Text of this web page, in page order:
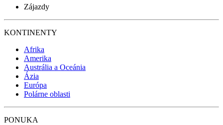
Zájazdy
KONTINENTY
Afrika
Amerika
Austrália a Oceánia
Ázia
Európa
Polárne oblasti
PONUKA